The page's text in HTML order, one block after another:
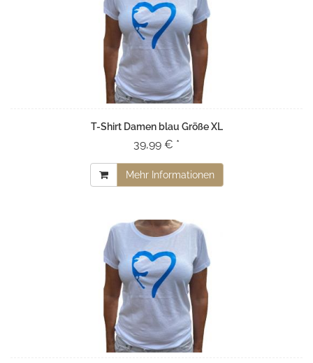
T-Shirt Damen blau Größe XL
39,99 € *
Mehr Informationen